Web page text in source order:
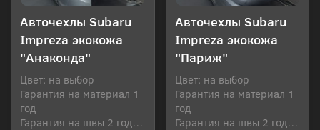
Авточехлы Subaru
Impreza экокожа
"Анаконда"
Цвет: на выбор
Гарантия на материал 1
год
Гарантия на швы 2 года
Авточехлы Subaru
Impreza экокожа
"Париж"
Цвет: на выбор
Гарантия на материал 1
год
Гарантия на швы 2 года